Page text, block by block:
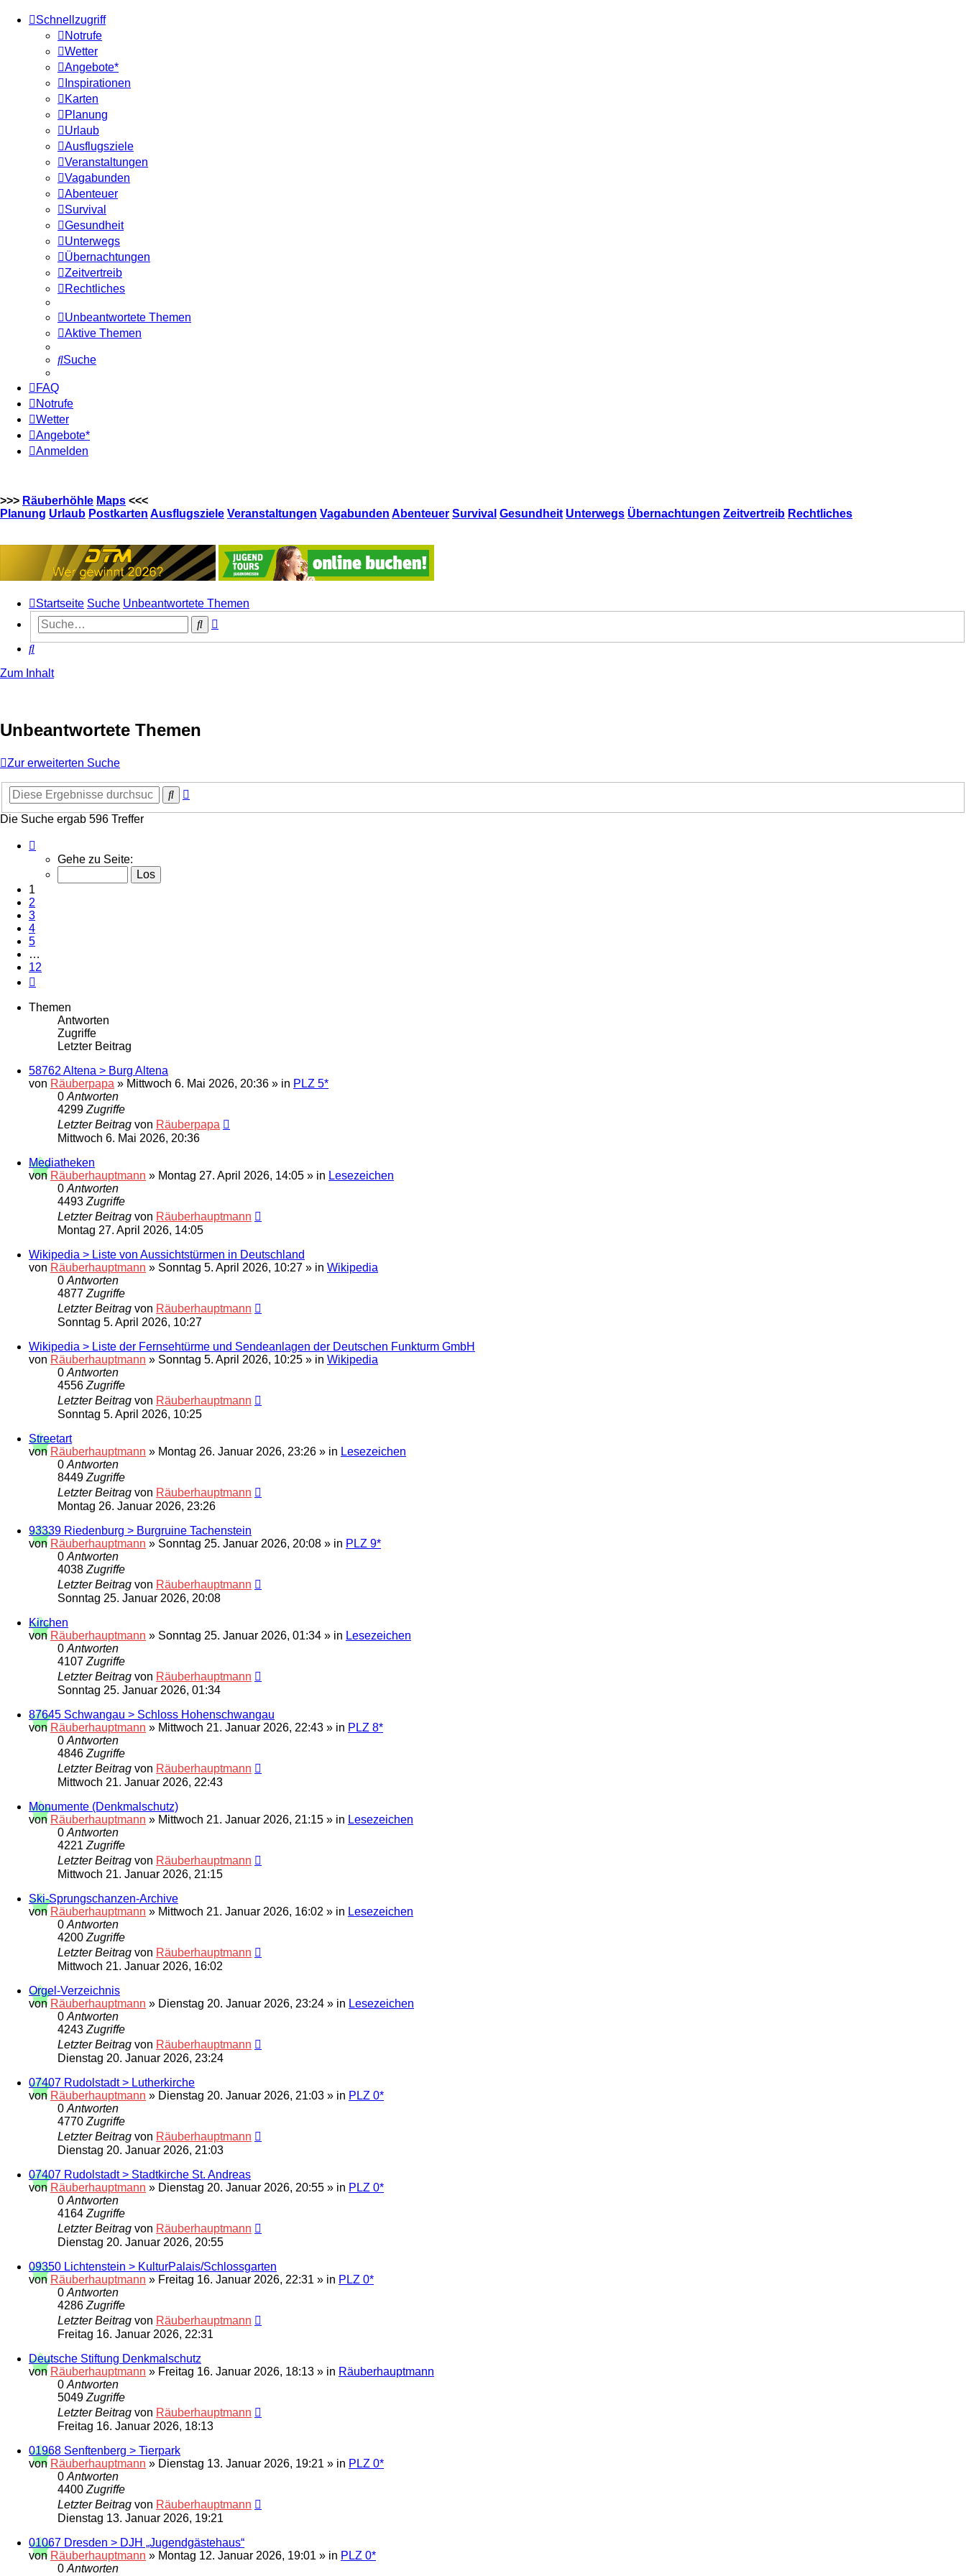
Schnellzugriff
Notrufe
Wetter
Angebote*
Inspirationen
Karten
Planung
Urlaub
Ausflugsziele
Veranstaltungen
Vagabunden
Abenteuer
Survival
Gesundheit
Unterwegs
Übernachtungen
Zeitvertreib
Rechtliches
Unbeantwortete Themen
Aktive Themen
Suche
FAQ
Notrufe
Wetter
Angebote*
Anmelden
>>> Räuberhöhle Maps <<<
Planung Urlaub Postkarten Ausflugsziele Veranstaltungen Vagabunden Abenteuer Survival Gesundheit Unterwegs Übernachtungen Zeitvertreib Rechtliches
Startseite Suche Unbeantwortete Themen
Suche
Suche
Zum Inhalt
Unbeantwortete Themen
Zur erweiterten Suche
Suche
Die Suche ergab 596 Treffer
12
Gehe zu Seite:
1
2
3
4
5
…
12
Themen
Antworten
Zugriffe
Letzter Beitrag
58762 Altena > Burg Altena
von Räuberpapa » Mittwoch 6. Mai 2026, 20:36 » in PLZ 5*
0 Antworten
4299 Zugriffe
Letzter Beitrag von Räuberpapa
Mittwoch 6. Mai 2026, 20:36
Mediatheken
von Räuberhauptmann » Montag 27. April 2026, 14:05 » in Lesezeichen
0 Antworten
4493 Zugriffe
Letzter Beitrag von Räuberhauptmann
Montag 27. April 2026, 14:05
Wikipedia > Liste von Aussichtstürmen in Deutschland
von Räuberhauptmann » Sonntag 5. April 2026, 10:27 » in Wikipedia
0 Antworten
4877 Zugriffe
Letzter Beitrag von Räuberhauptmann
Sonntag 5. April 2026, 10:27
Wikipedia > Liste der Fernsehtürme und Sendeanlagen der Deutschen Funkturm GmbH
von Räuberhauptmann » Sonntag 5. April 2026, 10:25 » in Wikipedia
0 Antworten
4556 Zugriffe
Letzter Beitrag von Räuberhauptmann
Sonntag 5. April 2026, 10:25
Streetart
von Räuberhauptmann » Montag 26. Januar 2026, 23:26 » in Lesezeichen
0 Antworten
8449 Zugriffe
Letzter Beitrag von Räuberhauptmann
Montag 26. Januar 2026, 23:26
93339 Riedenburg > Burgruine Tachenstein
von Räuberhauptmann » Sonntag 25. Januar 2026, 20:08 » in PLZ 9*
0 Antworten
4038 Zugriffe
Letzter Beitrag von Räuberhauptmann
Sonntag 25. Januar 2026, 20:08
Kirchen
von Räuberhauptmann » Sonntag 25. Januar 2026, 01:34 » in Lesezeichen
0 Antworten
4107 Zugriffe
Letzter Beitrag von Räuberhauptmann
Sonntag 25. Januar 2026, 01:34
87645 Schwangau > Schloss Hohenschwangau
von Räuberhauptmann » Mittwoch 21. Januar 2026, 22:43 » in PLZ 8*
0 Antworten
4846 Zugriffe
Letzter Beitrag von Räuberhauptmann
Mittwoch 21. Januar 2026, 22:43
Monumente (Denkmalschutz)
von Räuberhauptmann » Mittwoch 21. Januar 2026, 21:15 » in Lesezeichen
0 Antworten
4221 Zugriffe
Letzter Beitrag von Räuberhauptmann
Mittwoch 21. Januar 2026, 21:15
Ski-Sprungschanzen-Archive
von Räuberhauptmann » Mittwoch 21. Januar 2026, 16:02 » in Lesezeichen
0 Antworten
4200 Zugriffe
Letzter Beitrag von Räuberhauptmann
Mittwoch 21. Januar 2026, 16:02
Orgel-Verzeichnis
von Räuberhauptmann » Dienstag 20. Januar 2026, 23:24 » in Lesezeichen
0 Antworten
4243 Zugriffe
Letzter Beitrag von Räuberhauptmann
Dienstag 20. Januar 2026, 23:24
07407 Rudolstadt > Lutherkirche
von Räuberhauptmann » Dienstag 20. Januar 2026, 21:03 » in PLZ 0*
0 Antworten
4770 Zugriffe
Letzter Beitrag von Räuberhauptmann
Dienstag 20. Januar 2026, 21:03
07407 Rudolstadt > Stadtkirche St. Andreas
von Räuberhauptmann » Dienstag 20. Januar 2026, 20:55 » in PLZ 0*
0 Antworten
4164 Zugriffe
Letzter Beitrag von Räuberhauptmann
Dienstag 20. Januar 2026, 20:55
09350 Lichtenstein > KulturPalais/Schlossgarten
von Räuberhauptmann » Freitag 16. Januar 2026, 22:31 » in PLZ 0*
0 Antworten
4286 Zugriffe
Letzter Beitrag von Räuberhauptmann
Freitag 16. Januar 2026, 22:31
Deutsche Stiftung Denkmalschutz
von Räuberhauptmann » Freitag 16. Januar 2026, 18:13 » in Räuberhauptmann
0 Antworten
5049 Zugriffe
Letzter Beitrag von Räuberhauptmann
Freitag 16. Januar 2026, 18:13
01968 Senftenberg > Tierpark
von Räuberhauptmann » Dienstag 13. Januar 2026, 19:21 » in PLZ 0*
0 Antworten
4400 Zugriffe
Letzter Beitrag von Räuberhauptmann
Dienstag 13. Januar 2026, 19:21
01067 Dresden > DJH „Jugendgästehaus“
von Räuberhauptmann » Montag 12. Januar 2026, 19:01 » in PLZ 0*
0 Antworten